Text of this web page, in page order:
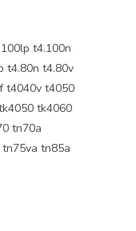
t4.100n
t4.80n t4.80v
t4040v t4050
tk4060
tn70a
tn85a